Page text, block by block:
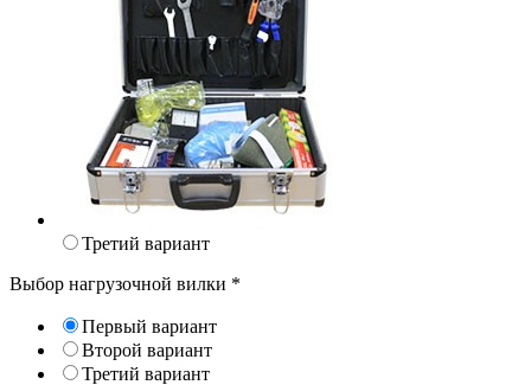
Третий вариант
Выбор нагрузочной вилки *
Первый вариант
Второй вариант
Третий вариант